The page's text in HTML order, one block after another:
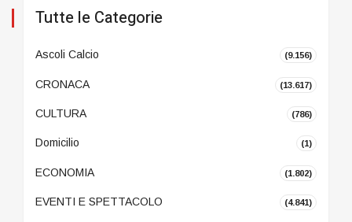
Tutte le Categorie
Ascoli Calcio (9.156)
CRONACA (13.617)
CULTURA (786)
Domicilio (1)
ECONOMIA (1.802)
EVENTI E SPETTACOLO (4.841)